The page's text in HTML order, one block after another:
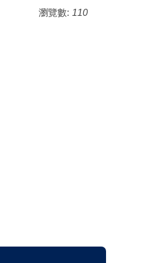
瀏覽數: 110